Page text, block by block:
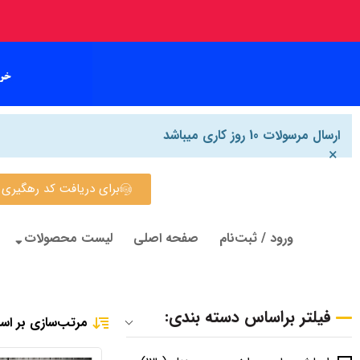
ارسال مرسولات 10 روز کاری میباشد
×
برای دریافت کد رهگیری روی
ورود / ثبت‌نام صفحه اصلی لیست محصولات
فیلتر براساس دسته بندی: مرتب‌سازی بر